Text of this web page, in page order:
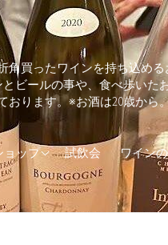
買ったワインを持ち込め
ビールの事や、食べ歩いた
おります。※お酒は20歳から
ョップ
ワインショップ
ワインショップ
試飲会 ワイン